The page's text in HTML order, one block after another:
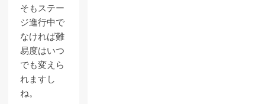
そもステー
ジ進行中で
なければ難
易度はいつ
でも変えら
れますし
ね。